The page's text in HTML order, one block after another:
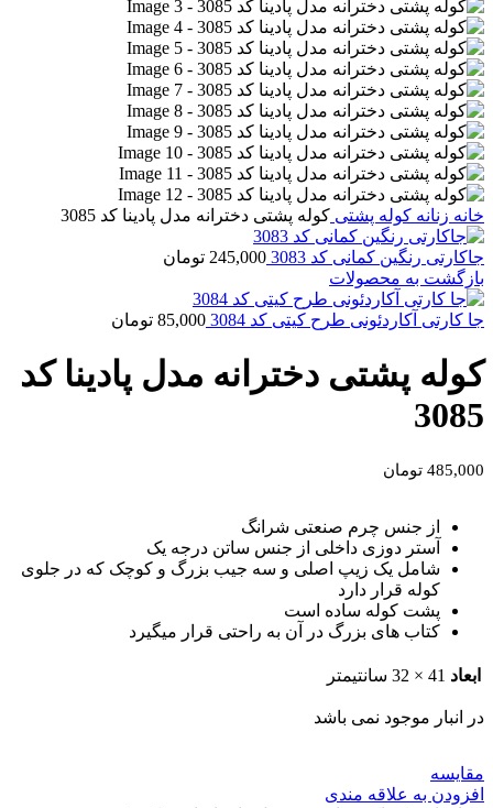
خانه زنانه کوله پشتی کوله پشتی دخترانه مدل پادینا کد 3085
جاکارتی رنگین کمانی کد 3083 245,000 تومان
بازگشت به محصولات
جا کارتی آکاردئونی طرح کیتی کد 3084 85,000 تومان
کوله پشتی دخترانه مدل پادینا کد
3085
485,000 تومان
از جنس چرم صنعتی شرانگ
آستر دوزی داخلی از جنس ساتن درجه یک
شامل یک زیپ اصلی و سه جیب بزرگ و کوچک که در جلوی
کوله قرار دارد
پشت کوله ساده است
کتاب های بزرگ در آن به راحتی قرار میگیرد
ابعاد 41 × 32 سانتیمتر
در انبار موجود نمی باشد
مقايسه
افزودن به علاقه مندی